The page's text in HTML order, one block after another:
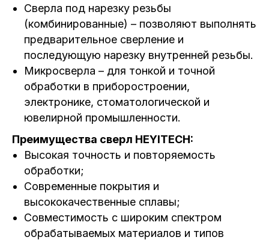
Сверла под нарезку резьбы
(комбинированные) – позволяют выполнять
предварительное сверление и
последующую нарезку внутренней резьбы.
Микросверла – для тонкой и точной
обработки в приборостроении,
электронике, стоматологической и
ювелирной промышленности.
Преимущества сверл HEYITECH:
Высокая точность и повторяемость
обработки;
Современные покрытия и
высококачественные сплавы;
Совместимость с широким спектром
обрабатываемых материалов и типов